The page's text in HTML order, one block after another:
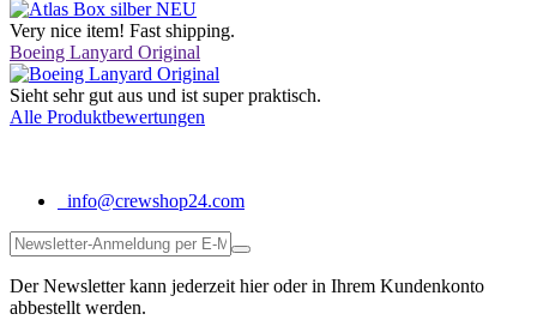
Very nice item! Fast shipping.
Boeing Lanyard Original
Sieht sehr gut aus und ist super praktisch.
Alle Produktbewertungen
info@crewshop24.com
Der Newsletter kann jederzeit hier oder in Ihrem Kundenkonto
abbestellt werden.